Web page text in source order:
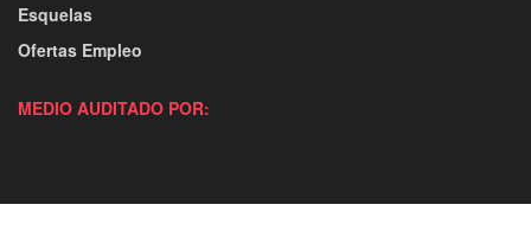
Esquelas
Ofertas Empleo
MEDIO AUDITADO POR: